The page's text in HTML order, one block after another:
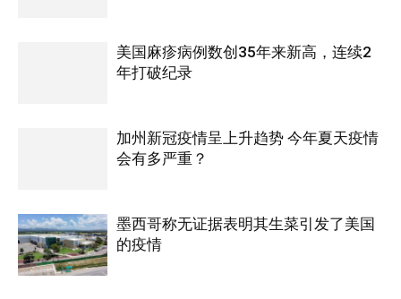
美国麻疹病例数创35年来新高，连续2
年打破纪录
加州新冠疫情呈上升趋势 今年夏天疫情
会有多严重？
墨西哥称无证据表明其生菜引发了美国
的疫情